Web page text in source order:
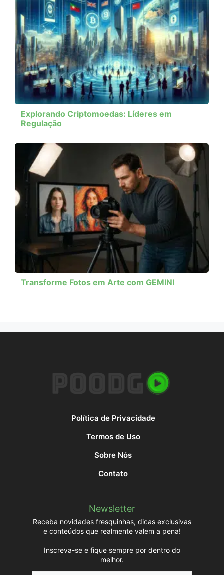
Explorando Criptomoedas: Líderes em
Regulação
Transforme Fotos em Arte com GEMINI
Política de Privacidade
Termos de Uso
Sobre Nós
Contato
Newsletter
Receba novidades fresquinhas, dicas exclusivas
e conteúdos que realmente valem a pena!
Inscreva-se e fique sempre por dentro do
melhor.